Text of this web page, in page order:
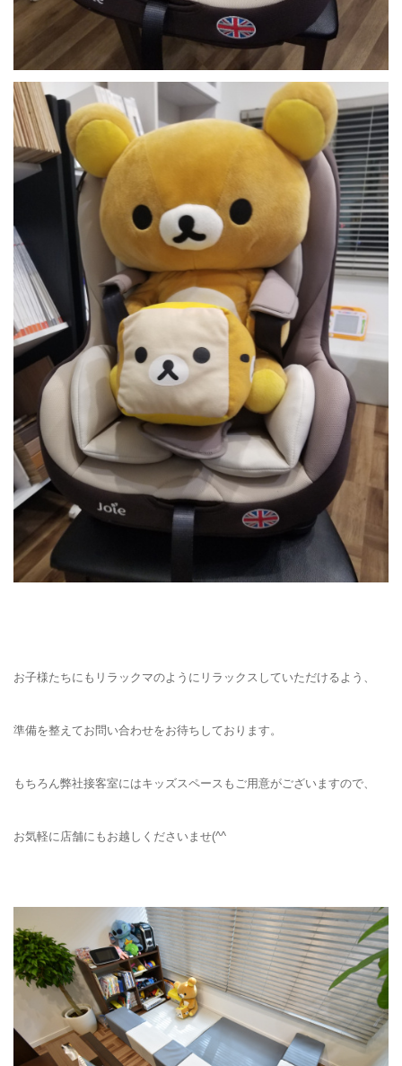
お子様たちにもリラックマのようにリラックスしていただけるよう、
準備を整えてお問い合わせをお待ちしております。
もちろん弊社接客室にはキッズスペースもご用意がございますので、
お気軽に店舗にもお越しくださいませ(^^